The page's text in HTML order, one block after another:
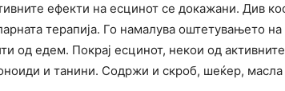
ефекти на есцинот се докажани. Див
терапија. Го намалува оштетувањето
од едем. Покрај есцинот, некои од
и танини. Содржи и скроб, шеќер, масла